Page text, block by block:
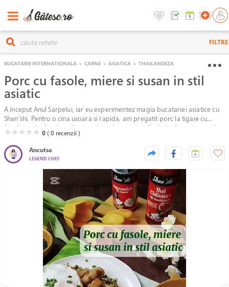
FILTRE
BUCATARIE INTERNATIONALA > CARNE > ASIATICA > THAILANDEZA
Porc cu fasole, miere si susan in stil
asiatic
A inceput Anul Sarpelui, iar eu experimentez magia bucatariei asiatice cu
Shan’shi. Pentru o cina usoara si rapida, am pregatit porc la tigaie cu
fasole verde, fasole galbena, miere si susan, in stil asiatic. Am adus un plus
de savoare in crearea unei bucatarii asiatice autentice cu Sosul de Soia si
Sosul Chilli de la Shan'Shi.
( )
★( )
★( )
★( )
★( )
★ 0( 0 recenzii )
Ancutsa
LEGEND CHEF